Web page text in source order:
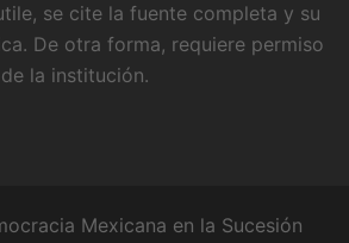
se cite la fuente completa y su
De otra forma, requiere permiso
la institución.
Mexicana en la Sucesión